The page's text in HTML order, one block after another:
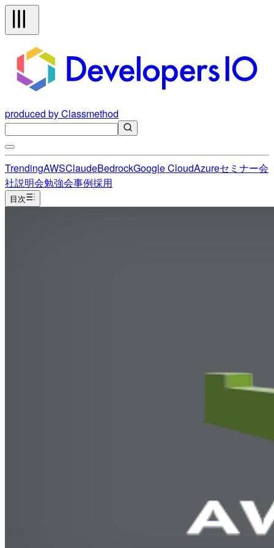
produced by Classmethod
TrendingAWSClaudeBedrockGoogle CloudAzureセミナー会
社説明会勉強会事例採用
目次